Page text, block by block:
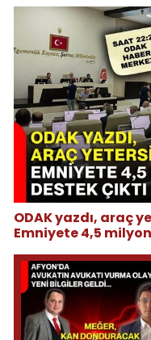
ODAK yazdı, araç
Emniyete 4,5